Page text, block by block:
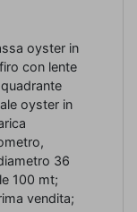
oyster in
con lente
oyster in
36
100 mt;
vendita;